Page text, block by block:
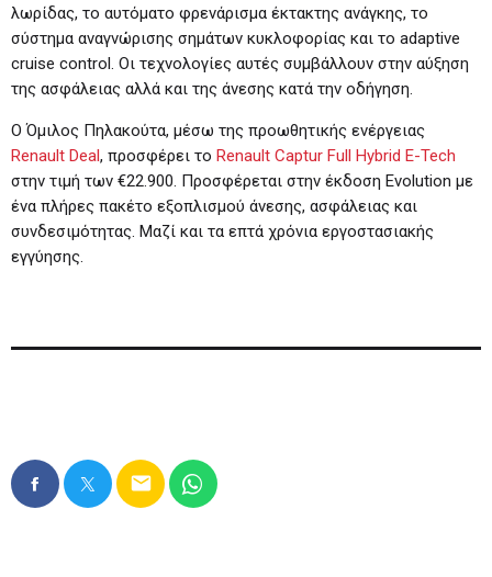
λωρίδας, το αυτόματο φρενάρισμα έκτακτης ανάγκης, το
σύστημα αναγνώρισης σημάτων κυκλοφορίας και το adaptive
cruise control. Οι τεχνολογίες αυτές συμβάλλουν στην αύξηση
της ασφάλειας αλλά και της άνεσης κατά την οδήγηση.
Ο Όμιλος Πηλακούτα, μέσω της προωθητικής ενέργειας
Renault Deal, προσφέρει το Renault Captur Full Hybrid E-Tech
στην τιμή των €22.900. Προσφέρεται στην έκδοση Evolution με
ένα πλήρες πακέτο εξοπλισμού άνεσης, ασφάλειας και
συνδεσιμότητας. Μαζί και τα επτά χρόνια εργοστασιακής
εγγύησης.
email